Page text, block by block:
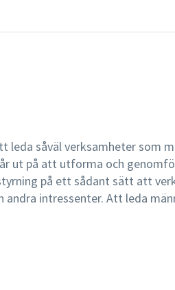
leda såväl verksamheter som
ut på att utforma och
på ett sådant sätt att
andra intressenter. Att leda
energi och engagemang hos